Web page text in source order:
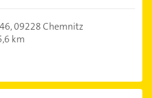
09228 Chemnitz
km